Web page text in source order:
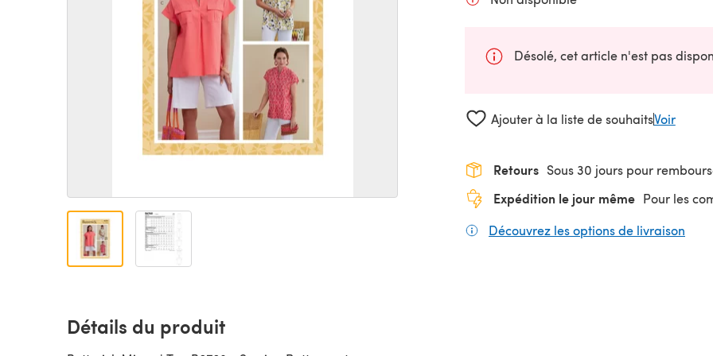
Désolé, cet article n'est pas
Ajouter à la liste de souhaitsVoir
Retours Sous 30 jours pour
Expédition le jour même Pour les
Découvrez les options de livraison
Détails du produit